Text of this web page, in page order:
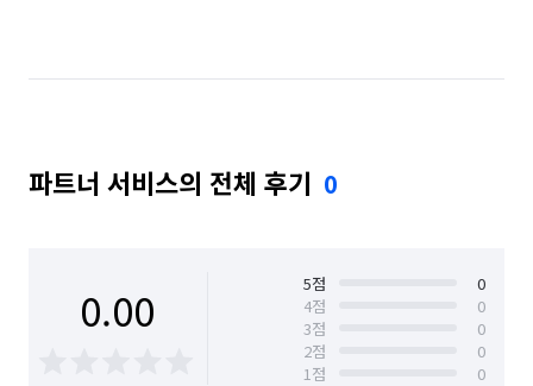
파트너 서비스의 전체 후기 0
0.00 5점
0
4점
0
3점
0
2점
0
1점
0